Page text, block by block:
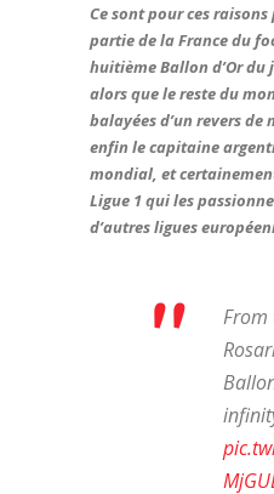
Ce sont pour ces
partie de la France du
huitième Ballon d’Or du
alors que le reste du
balayées d’un revers
enfin le capitaine
mondial, et
Ligue 1 qui les
d’autres ligues
From